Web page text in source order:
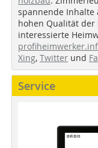
spannende Inhalte
hohen Qualität
interessierte
Xing, Twitter und
Service